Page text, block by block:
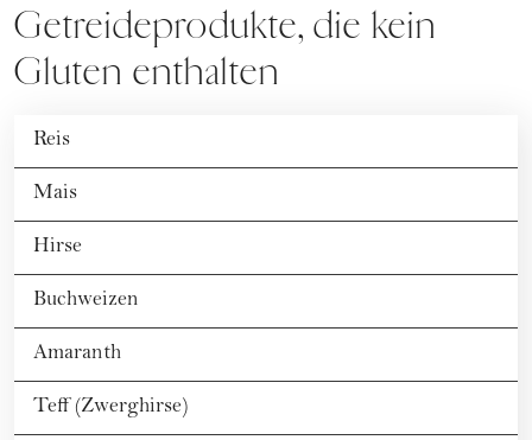
Getreideprodukte, die kein
Gluten enthalten
Reis
Mais
Hirse
Buchweizen
Amaranth
Teff (Zwerghirse)